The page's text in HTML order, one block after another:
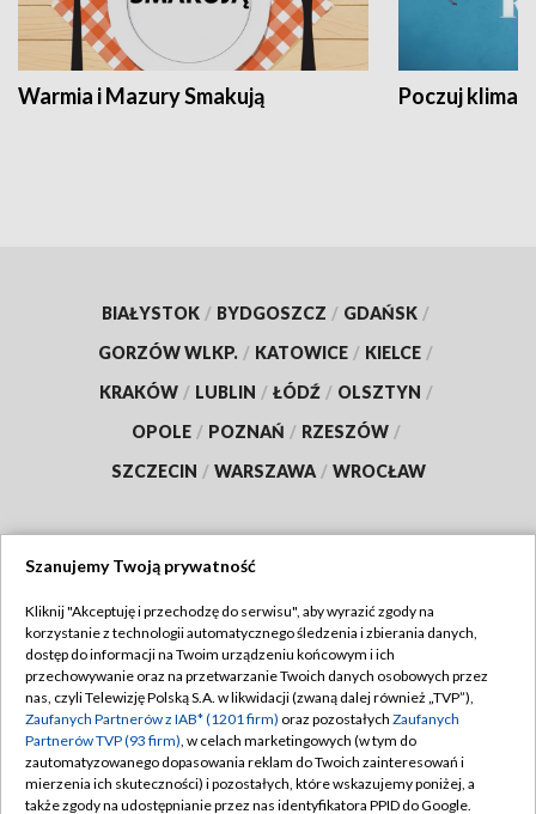
Warmia i Mazury Smakują Poczuj klimat
BIAŁYSTOK / BYDGOSZCZ / GDAŃSK /
GORZÓW WLKP. / KATOWICE / KIELCE /
KRAKÓW / LUBLIN / ŁÓDŹ / OLSZTYN /
OPOLE / POZNAŃ / RZESZÓW /
SZCZECIN / WARSZAWA / WROCŁAW
TVP
Abonament TVP
Emisja w TVP
Centrum informacji TVP
Naziemna Telewizja Cyfrowa
Regulamin TVP
Polityka prywatności
Moje zgody
Pomoc
Szanujemy Twoją prywatność
Kliknij "Akceptuję i przechodzę do serwisu", aby wyrazić zgody na
korzystanie z technologii automatycznego śledzenia i zbierania danych,
dostęp do informacji na Twoim urządzeniu końcowym i ich
przechowywanie oraz na przetwarzanie Twoich danych osobowych przez
nas, czyli Telewizję Polską S.A. w likwidacji (zwaną dalej również „TVP”),
Zaufanych Partnerów z IAB* (1201 firm) oraz pozostałych Zaufanych
Partnerów TVP (93 firm), w celach marketingowych (w tym do
zautomatyzowanego dopasowania reklam do Twoich zainteresowań i
mierzenia ich skuteczności) i pozostałych, które wskazujemy poniżej, a
także zgody na udostępnianie przez nas identyfikatora PPID do Google.